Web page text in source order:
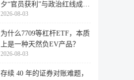
夕“官员获利”与政治红线成最
大
2026-08-03
为什么7709等杠杆ETF，本质
上是一种天然负EV产品？
2026-08-03
存续 40 年的证券对账难题，